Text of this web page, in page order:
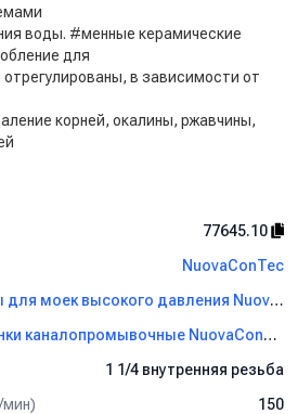
воды. #менные керамические
для
в зависимости от
корней, окалины, ржавчины,
77645.10
NuovaConTec
Аксессуары для моек высокого давления NuovaConTec
Форсунки каналопромывочные NuovaConTec
1 1/4 внутренняя резьба
мин)
150